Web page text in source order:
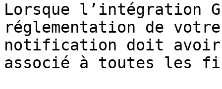
Lorsque l’intégration
réglementation de
notification doit avoir
associé à toutes les